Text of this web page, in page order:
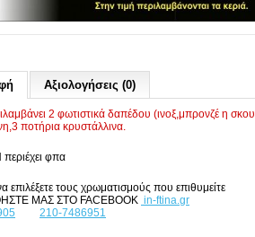
Αξιολογήσεις (0)
2 φωτιστικά δαπέδου (ινοξ,μπρονζέ η
3 ποτήρια κρυστάλλινα.
φπα
επιλέξετε τους χρωματισμούς που επιθυμείτε
ΜΑΣ ΣΤΟ FACEBOOK in-ftina.gr
210-7486951